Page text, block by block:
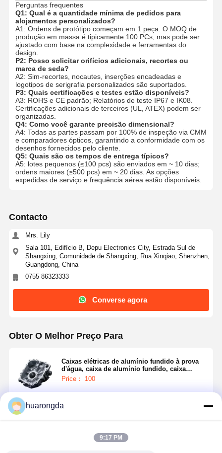
Perguntas frequentes
Q1: Qual é a quantidade mínima de pedidos para
alojamentos personalizados?
A1: Ordens de protótipo começam em 1 peça. O MOQ de
produção em massa é tipicamente 100 PCs, mas pode ser
ajustado com base na complexidade e ferramentas do
design.
P2: Posso solicitar orifícios adicionais, recortes ou
marca de seda?
A2: Sim-recortes, nocautes, inserções encadeadas e
logotipos de serigrafia personalizados são suportados.
P3: Quais certificações e testes estão disponíveis?
A3: ROHS e CE padrão; Relatórios de teste IP67 e IK08.
Certificações adicionais de terceiros (UL, ATEX) podem ser
organizadas.
Q4: Como você garante precisão dimensional?
A4: Todas as partes passam por 100% de inspeção via CMM
e comparadores ópticos, garantindo a conformidade com os
desenhos fornecidos pelo cliente.
Q5: Quais são os tempos de entrega típicos?
A5: lotes pequenos (≤100 pcs) são enviados em ~ 10 dias;
ordens maiores (≥500 pcs) em ~ 20 dias. As opções
expedidas de serviço e frequência aérea estão disponíveis.
Contacto
Mrs. Lily
Sala 101, Edifício B, Depu Electronics City, Estrada Sul de
Shangxing, Comunidade de Shangxing, Rua Xinqiao, Shenzhen,
Guangdong, China
0755 86323333
Converse agora
Obter O Melhor Preço Para
Caixas elétricas de alumínio fundido à prova
d'água, caixa de alumínio fundido, caixa
ADC12, gabinetes personalizados
Price： 100
huarongda
9:17 PM